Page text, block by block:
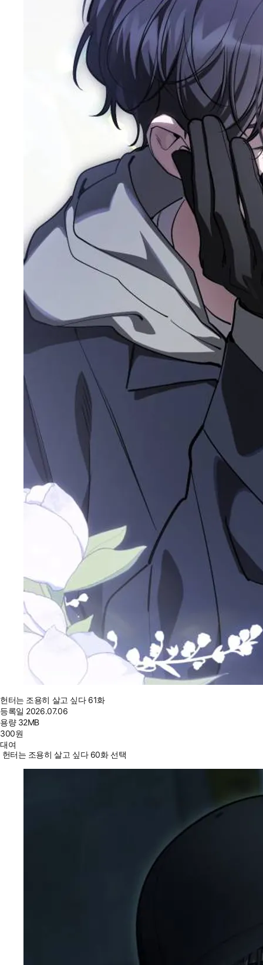
헌터는 조용히 살고 싶다 61화
등록일 2026.07.06
용량 32MB
300원
대여
헌터는 조용히 살고 싶다 60화 선택